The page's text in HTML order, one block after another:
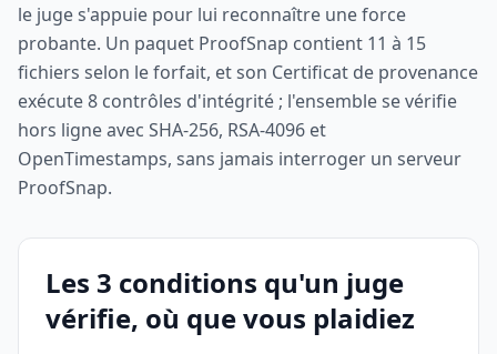
le juge s'appuie pour lui reconnaître une force
probante. Un paquet ProofSnap contient 11 à 15
fichiers selon le forfait, et son Certificat de provenance
exécute 8 contrôles d'intégrité ; l'ensemble se vérifie
hors ligne avec SHA-256, RSA-4096 et
OpenTimestamps, sans jamais interroger un serveur
ProofSnap.
Les 3 conditions qu'un juge
vérifie, où que vous plaidiez